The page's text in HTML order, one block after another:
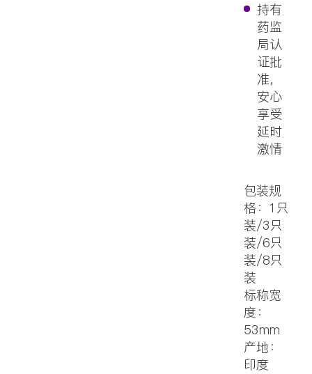
持有
药监
局认
证批
准，
安心
享受
延时
激情
包装规
格：1只
装/3只
装/6只
装/8只
装
标称宽
度：
53mm
产地：
印度